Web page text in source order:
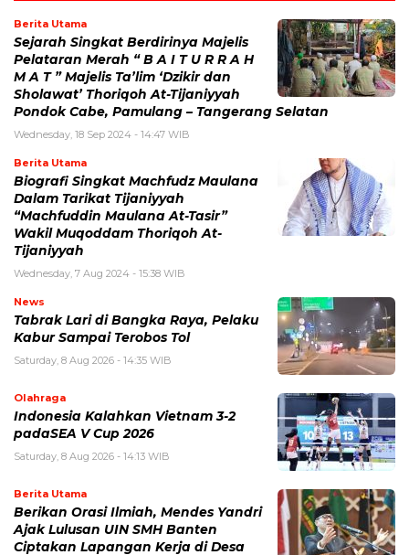
Berita Utama
Sejarah Singkat Berdirinya Majelis
Pelataran Merah “ B A I T U R R A H
M A T ” Majelis Ta’lim ‘Dzikir dan
Sholawat’ Thoriqoh At-Tijaniyyah
Pondok Cabe, Pamulang – Tangerang Selatan
Wednesday, 18 Sep 2024 - 14:47 WIB
Berita Utama
Biografi Singkat Machfudz Maulana
Dalam Tarikat Tijaniyyah
“Machfuddin Maulana At-Tasir”
Wakil Muqoddam Thoriqoh At-
Tijaniyyah
Wednesday, 7 Aug 2024 - 15:38 WIB
News
Tabrak Lari di Bangka Raya, Pelaku
Kabur Sampai Terobos Tol
Saturday, 8 Aug 2026 - 14:35 WIB
Olahraga
Indonesia Kalahkan Vietnam 3-2
padaSEA V Cup 2026
Saturday, 8 Aug 2026 - 14:13 WIB
Berita Utama
Berikan Orasi Ilmiah, Mendes Yandri
Ajak Lulusan UIN SMH Banten
Ciptakan Lapangan Kerja di Desa